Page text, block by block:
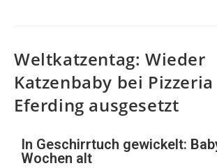
Weltkatzentag: Wieder
Katzenbaby bei
Eferding ausgesetzt
In Geschirrtuch gewickelt:
Wochen alt